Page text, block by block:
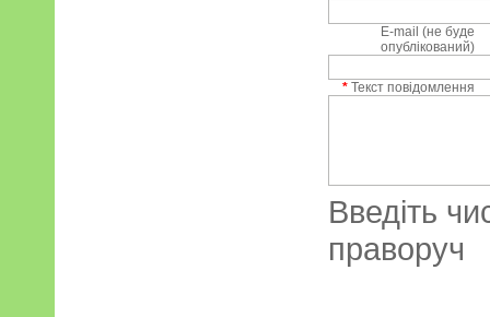
E-mail (не буде
опублікований)
* Текст повідомлення
Введіть
праворуч